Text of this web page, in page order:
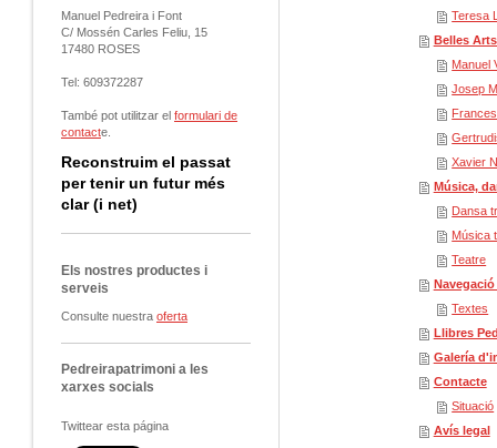
Teresa
Belles
Manuel
Josep
Xavier
Música,
Dansa
Música
Teatre
Navegació
Textes
Llibres
Galería
Contacte
Situació
Avís legal
Manuel Pedreira i Font
C/ Mossén Carles Feliu, 15
17480 ROSES
Tel: 609372287
També pot utilitzar el formulari de
contacte.
Reconstruim el passat
per tenir un futur més
clar (i net)
Els nostres productes i
serveis
Consulte nuestra oferta
Pedreirapatrimoni a les
xarxes socials
Twittear esta página